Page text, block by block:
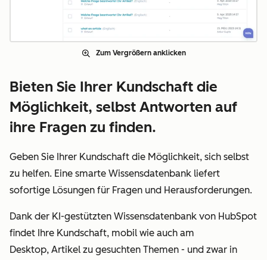
Zum Vergrößern anklicken
Bieten Sie Ihrer Kundschaft die
Möglichkeit, selbst Antworten auf
ihre Fragen zu finden.
Geben Sie Ihrer Kundschaft die Möglichkeit, sich selbst
zu helfen. Eine smarte Wissensdatenbank liefert
sofortige Lösungen für Fragen und Herausforderungen.
Dank der KI-gestützten Wissensdatenbank von HubSpot
findet Ihre Kundschaft, mobil wie auch am
Desktop, Artikel zu gesuchten Themen - und zwar in